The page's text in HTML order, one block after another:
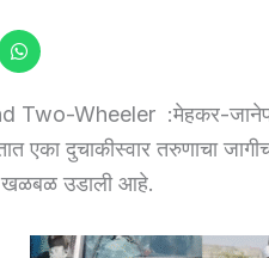
Wheeler :मेहकर-जानेफळ
एका दुचाकीस्वार तरुणाचा
खळबळ उडाली आहे.